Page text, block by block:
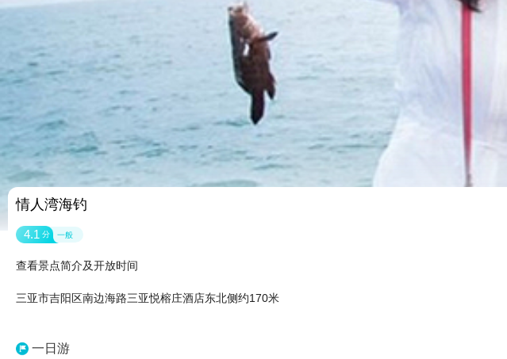
情人湾海钓
4.1 分 一般
查看景点简介及开放时间
三亚市吉阳区南边海路三亚悦榕庄酒店东北侧约170米
一日游